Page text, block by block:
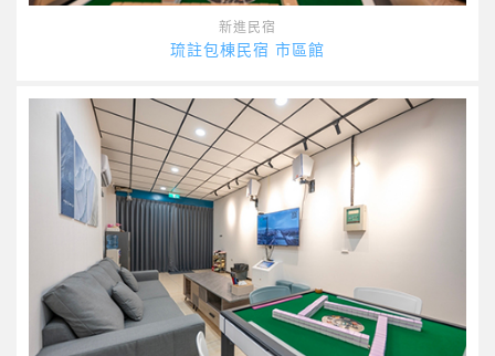
新進民宿
琉註包棟民宿 市區館